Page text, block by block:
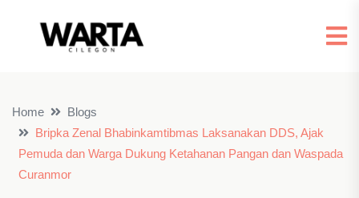
Home
Blogs
Bripka Zenal Bhabinkamtibmas Laksanakan DDS, Ajak
Pemuda dan Warga Dukung Ketahanan Pangan dan Waspada
Curanmor